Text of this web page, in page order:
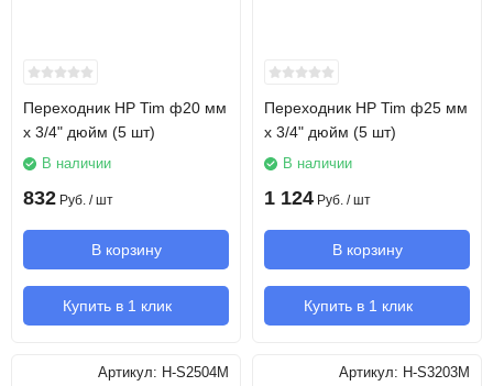
Переходник НР Tim ф20 мм
x 3/4" дюйм (5 шт)
В наличии
832 Руб. / шт
В корзину
Купить в 1 клик
Переходник НР Tim ф25 мм
x 3/4" дюйм (5 шт)
В наличии
1 124 Руб. / шт
В корзину
Купить в 1 клик
Артикул: H-S2504M Артикул: H-S3203M